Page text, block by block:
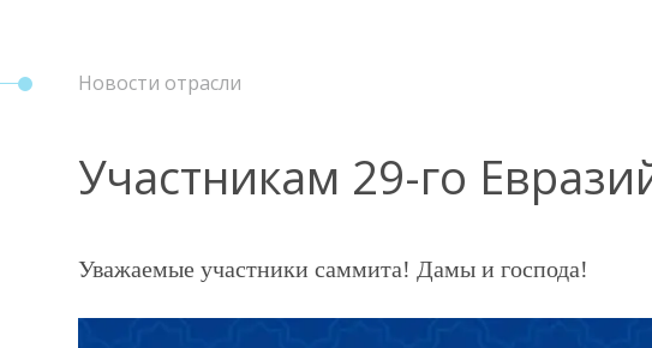
Новости отрасли
Участникам 29-го
Уважаемые участники саммита! Дамы и господа!